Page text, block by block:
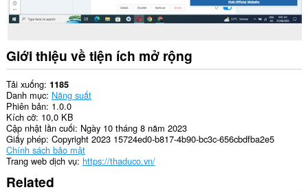
Giới thiệu về tiện ích mở rộng
Tải xuống 1185
Danh mục Năng suất
Phiên bản 1.0.0
Kích cỡ 10,0 KB
Cập nhật lần cuối Ngày 10 tháng 8 năm 2023
Giấy phép Copyright 2023 15724ed0-b817-4b90-bc3c-656cbdfba2e5
Chính sách bảo mật
Trang web dịch vụ https://thaduco.vn/
Related